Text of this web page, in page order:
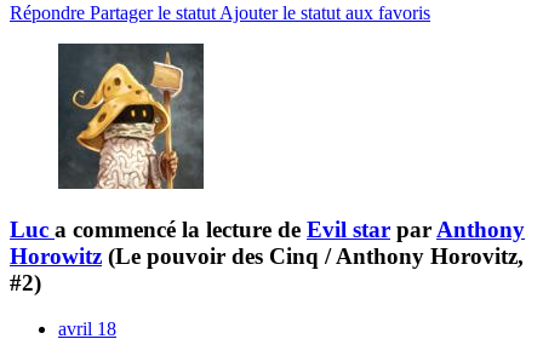
Répondre Partager le statut Ajouter le statut aux favoris
Luc a commencé la lecture de Evil star par Anthony
Horowitz (Le pouvoir des Cinq / Anthony Horovitz,
#2)
avril 18